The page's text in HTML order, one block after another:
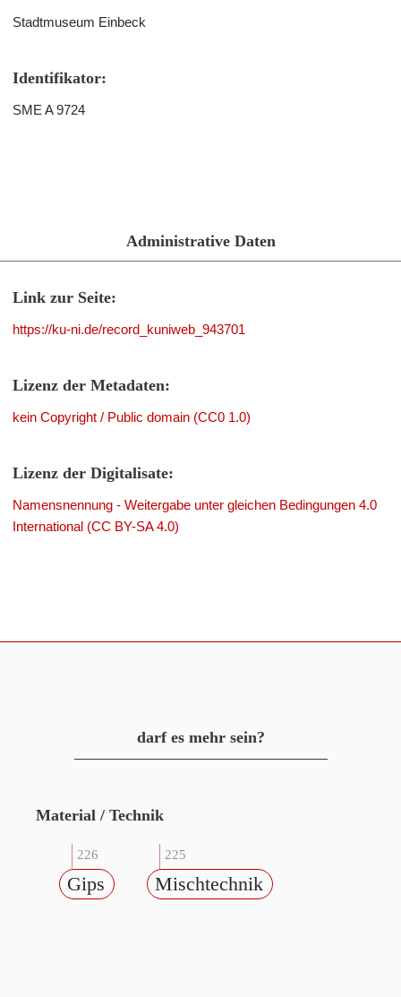
Stadtmuseum Einbeck
Identifikator:
SME A 9724
Administrative Daten
Link zur Seite:
https://ku-ni.de/record_kuniweb_943701
Lizenz der Metadaten:
kein Copyright / Public domain (CC0 1.0)
Lizenz der Digitalisate:
Namensnennung - Weitergabe unter gleichen Bedingungen 4.0
International (CC BY-SA 4.0)
darf es mehr sein?
Material / Technik
226
Gips
225
Mischtechnik